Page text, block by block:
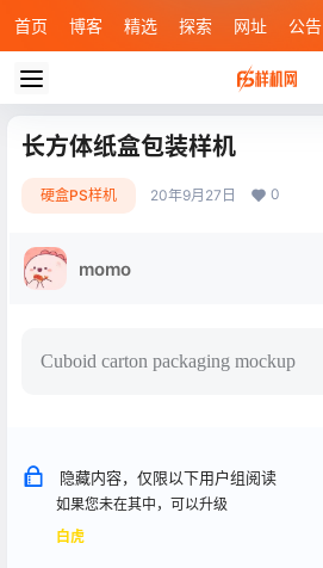
首页 博客 精选 探索 网址 公告
长方体纸盒包装样机
硬盒PS样机 20年9月27日 0
momo
Cuboid carton packaging mockup
隐藏内容，仅限以下用户组阅读
如果您未在其中，可以升级
白虎